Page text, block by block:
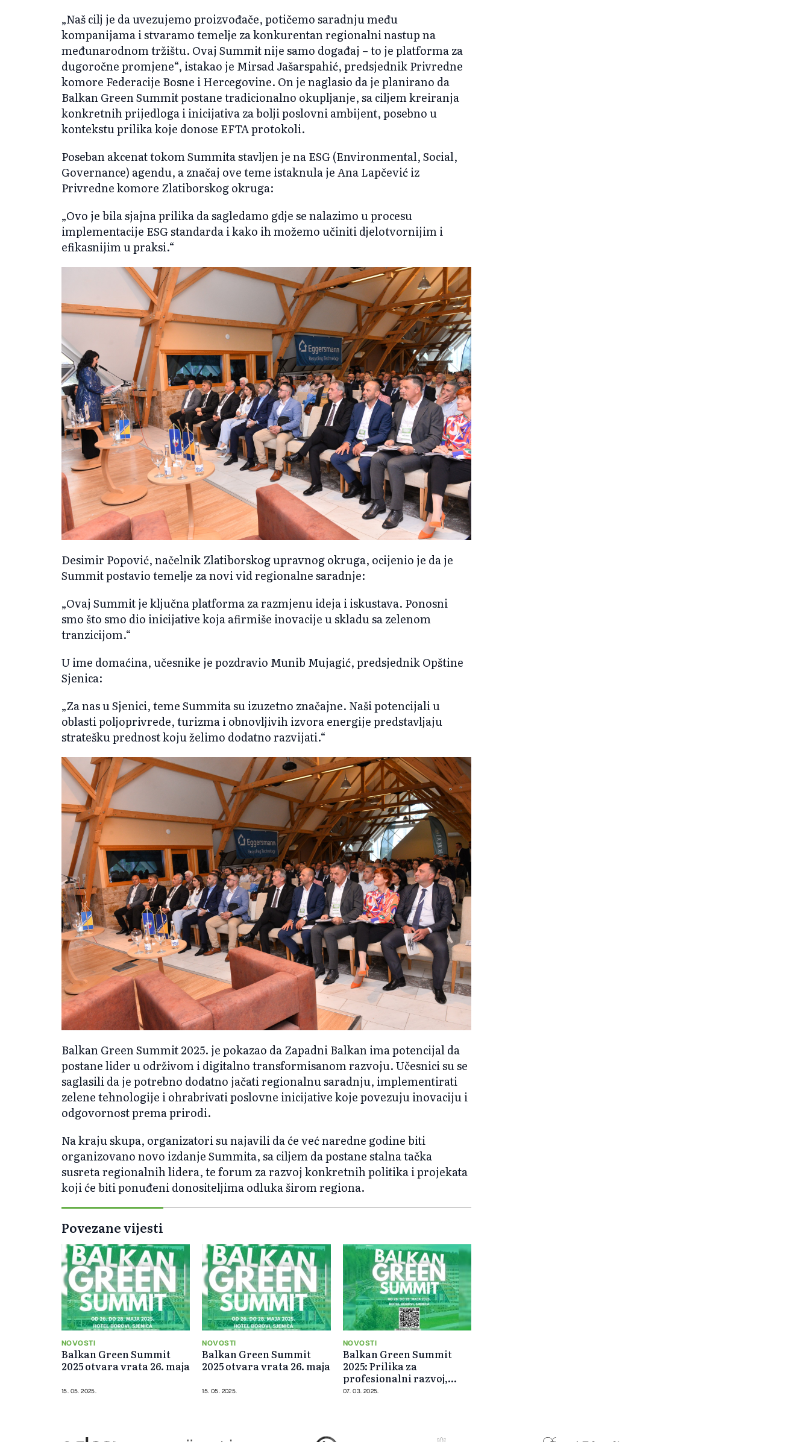
„Naš cilj je da uvezujemo proizvođače, potičemo saradnju među
kompanijama i stvaramo temelje za konkurentan regionalni nastup na
međunarodnom tržištu. Ovaj Summit nije samo događaj – to je platforma za
dugoročne promjene“, istakao je Mirsad Jašarspahić, predsjednik Privredne
komore Federacije Bosne i Hercegovine. On je naglasio da je planirano da
Balkan Green Summit postane tradicionalno okupljanje, sa ciljem kreiranja
konkretnih prijedloga i inicijativa za bolji poslovni ambijent, posebno u
kontekstu prilika koje donose EFTA protokoli.
Poseban akcenat tokom Summita stavljen je na ESG (Environmental, Social,
Governance) agendu, a značaj ove teme istaknula je Ana Lapčević iz
Privredne komore Zlatiborskog okruga:
„Ovo je bila sjajna prilika da sagledamo gdje se nalazimo u procesu
implementacije ESG standarda i kako ih možemo učiniti djelotvornijim i
efikasnijim u praksi.“
Desimir Popović, načelnik Zlatiborskog upravnog okruga, ocijenio je da je
Summit postavio temelje za novi vid regionalne saradnje:
„Ovaj Summit je ključna platforma za razmjenu ideja i iskustava. Ponosni
smo što smo dio inicijative koja afirmiše inovacije u skladu sa zelenom
tranzicijom.“
U ime domaćina, učesnike je pozdravio Munib Mujagić, predsjednik Opštine
Sjenica:
„Za nas u Sjenici, teme Summita su izuzetno značajne. Naši potencijali u
oblasti poljoprivrede, turizma i obnovljivih izvora energije predstavljaju
stratešku prednost koju želimo dodatno razvijati.“
Balkan Green Summit 2025. je pokazao da Zapadni Balkan ima potencijal da
postane lider u održivom i digitalno transformisanom razvoju. Učesnici su se
saglasili da je potrebno dodatno jačati regionalnu saradnju, implementirati
zelene tehnologije i ohrabrivati poslovne inicijative koje povezuju inovaciju i
odgovornost prema prirodi.
Na kraju skupa, organizatori su najavili da će već naredne godine biti
organizovano novo izdanje Summita, sa ciljem da postane stalna tačka
susreta regionalnih lidera, te forum za razvoj konkretnih politika i projekata
koji će biti ponuđeni donositeljima odluka širom regiona.
Povezane vijesti
NOVOSTI
Balkan Green Summit
2025 otvara vrata 26. maja
15. 05. 2025.
NOVOSTI
Balkan Green Summit
2025 otvara vrata 26. maja
15. 05. 2025.
NOVOSTI
Balkan Green Summit
2025: Prilika za
profesionalni razvoj,
umrežavanje i razmjenu
07. 03. 2025.